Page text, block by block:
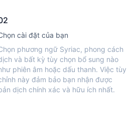
cài đặt của bạn
phương ngữ Syriac, phong cách
và bất kỳ tùy chọn bổ sung nào
phiên âm hoặc dấu thanh. Việc tùy
này đảm bảo bạn nhận được
dịch chính xác và hữu ích nhất.